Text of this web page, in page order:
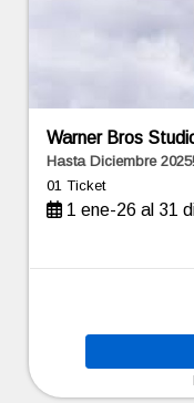
Warner Bros
Hasta Diciembre
01 Ticket
1 ene-26 al 31